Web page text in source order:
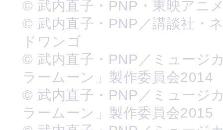
© 武内直子・PNP・東映アニ
© 武内直子・PNP／講談社・
ドワンゴ
© 武内直子・PNP／ミュージ
ラームーン」製作委員会2014
© 武内直子・PNP／ミュージ
ラームーン」製作委員会2015